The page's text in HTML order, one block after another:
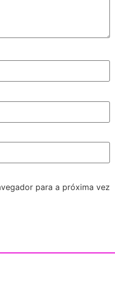
para a próxima vez